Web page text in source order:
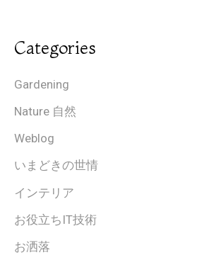
Categories
Gardening
Nature 自然
Weblog
いまどきの世情
インテリア
お役立ちIT技術
お洒落